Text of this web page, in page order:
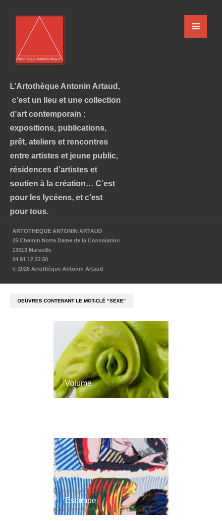
L’Artothèque Antonin Artaud,
c’est un lieu et une collection
d’art contemporain :
expositions, publications,
prêt, ateliers et rencontres
entre artistes et jeune public,
résidences d’artistes et
soutien à la création… C’est
pour les lycéens, et c’est
pour tous.
ARTOTHEQUE ANTONIN ARTAUD
25 Chemin Notre Dame de la Consolation
13013 Marseille
04 91 12 22 50
© 2026 Artothèque Antonin Artaud
OEUVRES CONTENANT LE MOT-CLÉ "SEXE"
Volume
Estampe